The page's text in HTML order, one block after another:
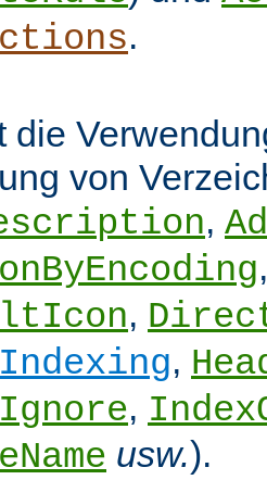
.
die
von
,
,
,
,
usw.).